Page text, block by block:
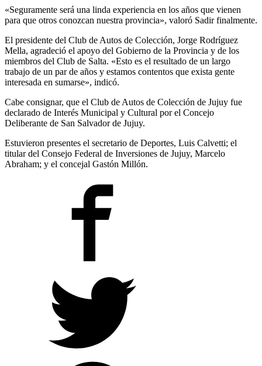
«Seguramente será una linda experiencia en los años que vienen
para que otros conozcan nuestra provincia», valoró Sadir finalmente.
El presidente del Club de Autos de Colección, Jorge Rodríguez
Mella, agradeció el apoyo del Gobierno de la Provincia y de los
miembros del Club de Salta. «Esto es el resultado de un largo
trabajo de un par de años y estamos contentos que exista gente
interesada en sumarse», indicó.
Cabe consignar, que el Club de Autos de Colección de Jujuy fue
declarado de Interés Municipal y Cultural por el Concejo
Deliberante de San Salvador de Jujuy.
Estuvieron presentes el secretario de Deportes, Luis Calvetti; el
titular del Consejo Federal de Inversiones de Jujuy, Marcelo
Abraham; y el concejal Gastón Millón.